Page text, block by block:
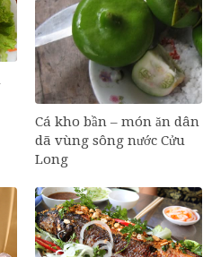
Cá kho bần – món ăn dân
dã vùng sông nước Cửu
Long